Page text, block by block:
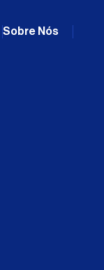
Sobre Nós